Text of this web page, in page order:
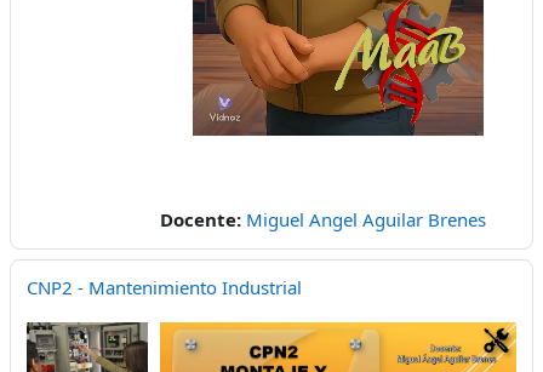
Docente: Miguel Angel Aguilar Brenes
CNP2 - Mantenimiento Industrial